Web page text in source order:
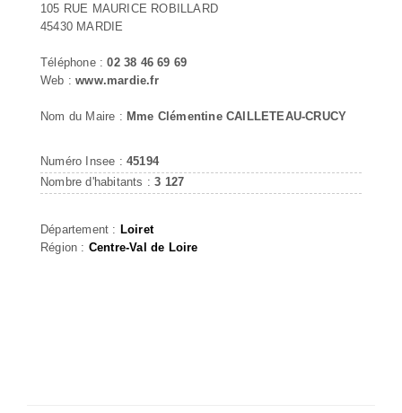
105 RUE MAURICE ROBILLARD
45430 MARDIE
Téléphone :02 38 46 69 69
Web :www.mardie.fr
Nom du Maire : Mme Clémentine CAILLETEAU-CRUCY
Numéro Insee : 45194
Nombre d'habitants :3 127
Département : Loiret
Région : Centre-Val de Loire